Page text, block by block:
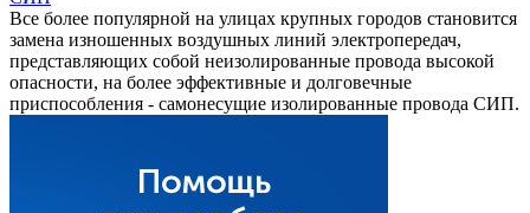
Все более популярной на улицах крупных городов становится
замена изношенных воздушных линий электропередач,
представляющих собой неизолированные провода высокой
опасности, на более эффективные и долговечные
приспособления - самонесущие изолированные провода СИП.